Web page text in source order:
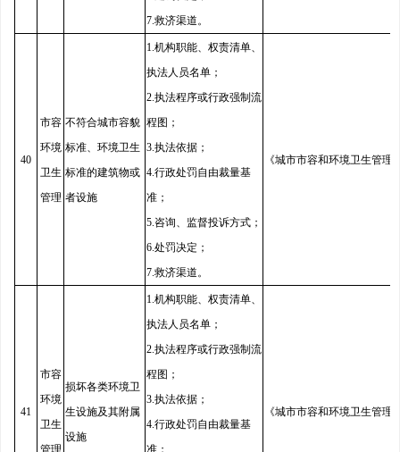
7.救济渠道。
40
市容
环境
卫生
管理
不符合城市容貌
标准、环境卫生
标准的建筑物或
者设施
1.机构职能、权责清单、
执法人员名单；
2.执法程序或行政强制流
程图；
3.执法依据；
4.行政处罚自由裁量基
准；
5.咨询、监督投诉方式；
6.处罚决定；
7.救济渠道。
《城市市容和环境卫生管理
41
市容
环境
卫生
损坏各类环境卫
生设施及其附属
设施
1.机构职能、权责清单、
执法人员名单；
2.执法程序或行政强制流
程图；
3.执法依据；
4.行政处罚自由裁量基
《城市市容和环境卫生管理